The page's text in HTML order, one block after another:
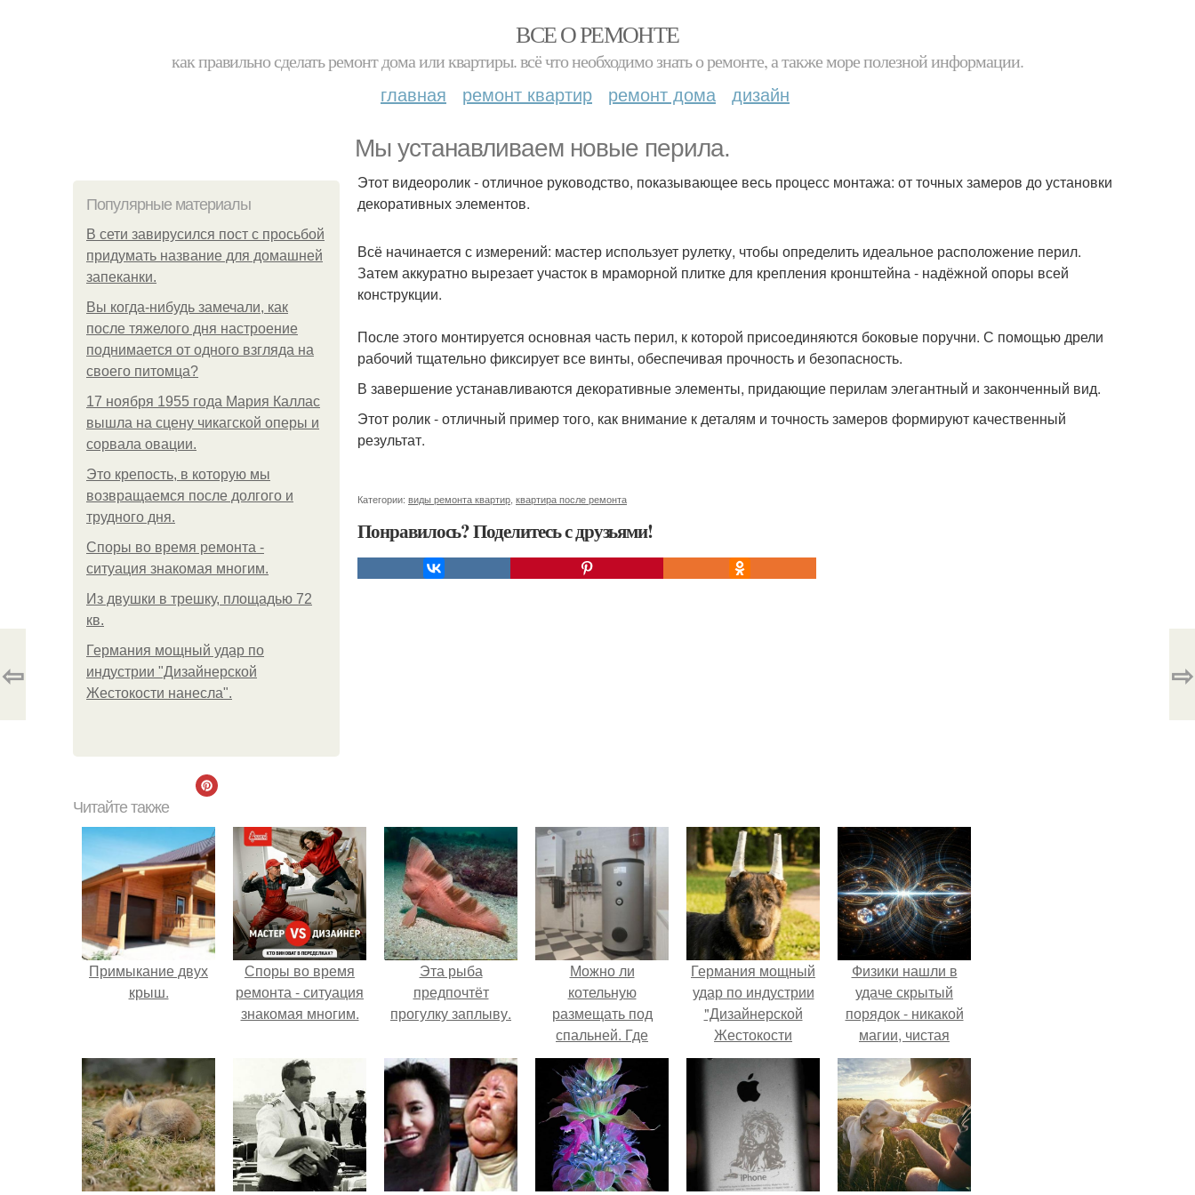
ВСЕ О РЕМОНТЕ
как правильно сделать ремонт дома или квартиры. всё что необходимо знать о ремонте, а также море полезной информации.
главная ремонт квартир ремонт дома дизайн
Мы устанавливаем новые перила.
Популярные материалы
В сети завирусился пост с просьбой
придумать название для домашней
запеканки.
Вы когда-нибудь замечали, как
после тяжелого дня настроение
поднимается от одного взгляда на
своего питомца?
17 ноября 1955 года Мария Каллас
вышла на сцену чикагской оперы и
сорвала овации.
Это крепость, в которую мы
возвращаемся после долгого и
трудного дня.
Споры во время ремонта -
ситуация знакомая многим.
Из двушки в трешку, площадью 72
кв.
Германия мощный удар по
индустрии "Дизайнерской
Жестокости нанесла".
Этот видеоролик - отличное руководство, показывающее весь процесс монтажа: от точных замеров до установки
декоративных элементов.
Всё начинается с измерений: мастер использует рулетку, чтобы определить идеальное расположение перил.
Затем аккуратно вырезает участок в мраморной плитке для крепления кронштейна - надёжной опоры всей
конструкции.
После этого монтируется основная часть перил, к которой присоединяются боковые поручни. С помощью дрели
рабочий тщательно фиксирует все винты, обеспечивая прочность и безопасность.
В завершение устанавливаются декоративные элементы, придающие перилам элегантный и законченный вид.
Этот ролик - отличный пример того, как внимание к деталям и точность замеров формируют качественный
результат.
Категории: виды ремонта квартир квартира после ремонта
Понравилось? Поделитесь с друзьями!
⇦ ⇨
Читайте также
Примыкание двух
крыш.
Споры во время
ремонта - ситуация
знакомая многим.
Эта рыба
предпочтёт
прогулку заплыву.
Можно ли
котельную
размещать под
спальней. Где
можно, а где нельзя
размещать газовый
отопительный котел
Германия мощный
удар по индустрии
"Дизайнерской
Жестокости
нанесла".
Физики нашли в
удаче скрытый
порядок - никакой
магии, чистая
квантовая
механика.